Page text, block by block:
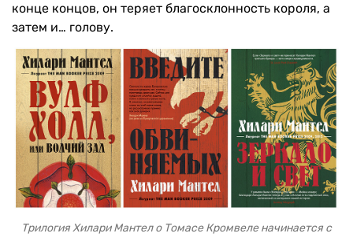
конце концов, он теряет благосклонность короля, а
затем и… голову.
Трилогия Хилари Мантел о Томасе Кромвеле начинается с